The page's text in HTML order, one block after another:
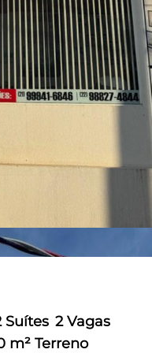
Suítes 2 Vagas
m² Terreno